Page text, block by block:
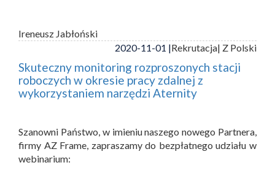
Ireneusz Jabłoński
2020-11-01 |Rekrutacja| Z Polski
Skuteczny monitoring rozproszonych stacji
roboczych w okresie pracy zdalnej z
wykorzystaniem narzędzi Aternity
Szanowni Państwo, w imieniu naszego nowego Partnera,
firmy AZ Frame, zapraszamy do bezpłatnego udziału w
webinarium: